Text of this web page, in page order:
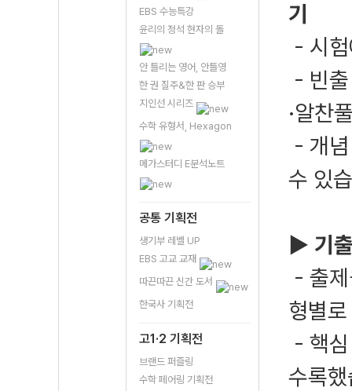
EBS 수능특강
윤리의 정석 현자의 돌
안 틀리는 영어, 안틀영
한 권 질주&한 판 승부
지인선 시리즈
수학 유형서, Hexagon
메가스터디 E분석노트
공통 기획전
생기부 레벨 UP
EBS 고교 교재
따끈따끈 신간 도서
한국사 기획전
고1·2 기획전
브랜드 퍼즐링
수학 페어링 기획전
기
- 시
- 빈
·알찬
- 개
수 있
▶ 기
- 출
형별
- 핵
수록